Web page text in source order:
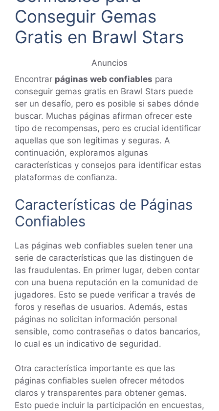
Conseguir Gemas
Gratis en Brawl Stars
Anuncios
Encontrar páginas web confiables para
conseguir gemas gratis en Brawl Stars puede
ser un desafío, pero es posible si sabes dónde
buscar. Muchas páginas afirman ofrecer este
tipo de recompensas, pero es crucial identificar
aquellas que son legítimas y seguras. A
continuación, exploramos algunas
características y consejos para identificar estas
plataformas de confianza.
Características de Páginas
Confiables
Las páginas web confiables suelen tener una
serie de características que las distinguen de
las fraudulentas. En primer lugar, deben contar
con una buena reputación en la comunidad de
jugadores. Esto se puede verificar a través de
foros y reseñas de usuarios. Además, estas
páginas no solicitan información personal
sensible, como contraseñas o datos bancarios,
lo cual es un indicativo de seguridad.
Otra característica importante es que las
páginas confiables suelen ofrecer métodos
claros y transparentes para obtener gemas.
Esto puede incluir la participación en encuestas,